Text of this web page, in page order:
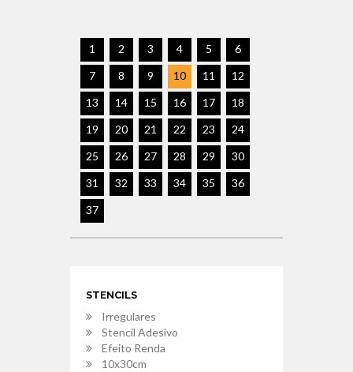
1 2 3 4 5
6
7
8 9 10 11
12
13
14 15 16 17
18
19
20 21 22 23
24
25
26 27 28 29
30
31
32 33 34 35
36
37
STENCILS
Irregulares
Stencil Adesivo
Efeito Renda
10x30cm